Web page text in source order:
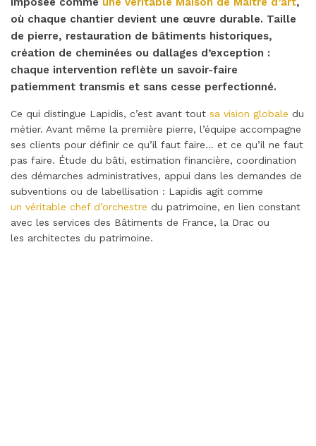
où chaque chantier devient une œuvre durable. Taille
de pierre, restauration de bâtiments historiques,
création de cheminées ou dallages d’exception :
chaque intervention reflète un savoir-faire
patiemment transmis et sans cesse perfectionné.
Ce qui distingue Lapidis, c’est avant tout sa vision globale du
métier. Avant même la première pierre, l’équipe accompagne
ses clients pour définir ce qu’il faut faire… et ce qu’il ne faut
pas faire. Étude du bâti, estimation financière, coordination
des démarches administratives, appui dans les demandes de
subventions ou de labellisation : Lapidis agit comme
un véritable chef d’orchestre du patrimoine, en lien constant
avec les services des Bâtiments de France, la Drac ou
les architectes du patrimoine.